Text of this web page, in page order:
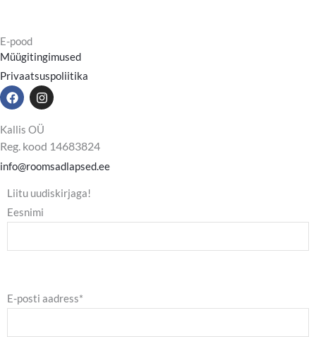
E-pood
Müügitingimused
Privaatsuspoliitika
F
a
e
o
o
k
I
n
t
a
g
r
a
m
Kallis OÜ
Reg. kood 14683824
info@roomsadlapsed.ee
Liitu uudiskirjaga!
Eesnimi
E-posti aadress*